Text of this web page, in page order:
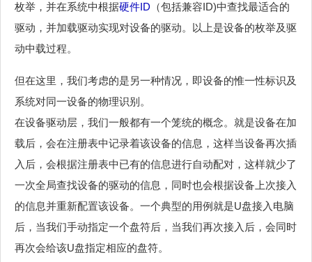
枚举，并在系统中根据硬件ID （包括兼容ID)中查找最适合的
驱动，并加载驱动实现对设备的驱动。以上是设备的枚举及驱
动中载过程。
但在这里，我们考虑的是另一种情况，即设备的惟一性标识及
系统对同一设备的物理识别。
在设备驱动层，我们一般都有一个笼统的概念。就是设备在加
载后，会在注册表中记录着该设备的信息，这样当设备再次插
入后，会根据注册表中已有的信息进行自动配对，这样就少了
一次全局查找设备的驱动的信息，同时也会根据设备上次接入
的信息并重新配置该设备。一个典型的用例就是U盘接入电脑
后，当我们手动指定一个盘符后，当我们再次接入后，会同时
再次会给该U盘指定相应的盘符。